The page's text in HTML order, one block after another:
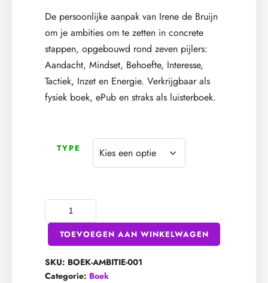
€ 7,50
tot
€ 14,50
De persoonlijke aanpak van Irene de Bruijn
om je ambities om te zetten in concrete
stappen, opgebouwd rond zeven pijlers:
Aandacht, Mindset, Behoefte, Interesse,
Tactiek, Inzet en Energie. Verkrijgbaar als
fysiek boek, ePub en straks als luisterboek.
TYPE
TOEVOEGEN AAN WINKELWAGEN
SKU: BOEK-AMBITIE-001
Categorie: Boek